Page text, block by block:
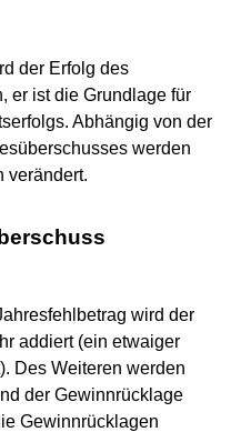
der Erfolg des
er ist die Grundlage für
Abhängig von der
werden
verändert.
wird der
addiert (ein etwaiger
Des Weiteren werden
der Gewinnrücklage
Gewinnrücklagen